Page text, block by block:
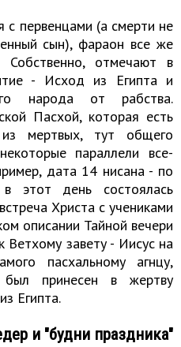
с первенцами (а смерти не
сын), фараон все же
Собственно, отмечают в
- Исход из Египта и
народа от рабства.
Пасхой, которая есть
из мертвых, тут общего
параллели все-
дата 14 нисана - по
этот день состоялась
Христа с учениками
описании Тайной вечери
Ветхому завету - Иисус на
пасхальному агнцу,
принесен в жертву
Египта.
и "будни праздника"